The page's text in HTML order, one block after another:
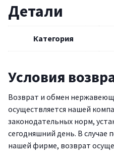
Детали
Категория
Условия
Возврат и обмен
осуществляется нашей
законодательных норм,
сегодняшний день. В случае
нашей фирме, возврат